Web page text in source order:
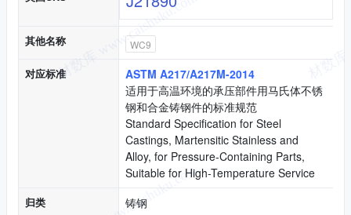
其他名称 WC9
对应标准
ASTM A217/A217M-2014
适用于高温环境的承压部件用马氏体不锈
钢和合金铸钢件的标准规范
Standard Specification for Steel
Castings, Martensitic Stainless and
Alloy, for Pressure-Containing Parts,
Suitable for High-Temperature Service
归类 铸钢